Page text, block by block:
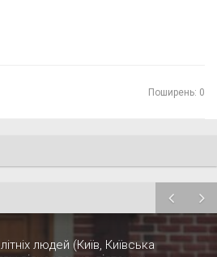
Поширень: 0
людей (Київ, Київська